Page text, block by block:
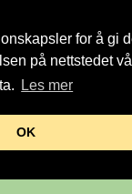
for å gi
på nettstedet
Les mer
OK